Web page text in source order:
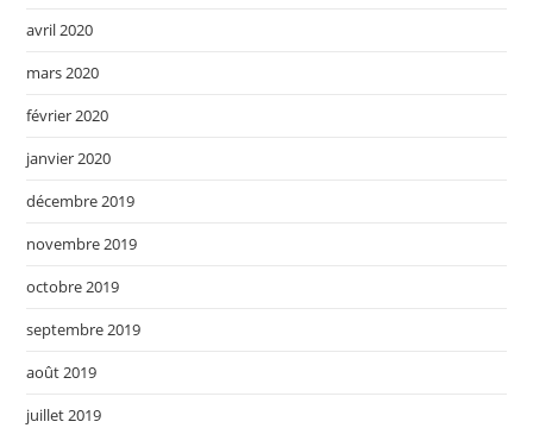
avril 2020
mars 2020
février 2020
janvier 2020
décembre 2019
novembre 2019
octobre 2019
septembre 2019
août 2019
juillet 2019